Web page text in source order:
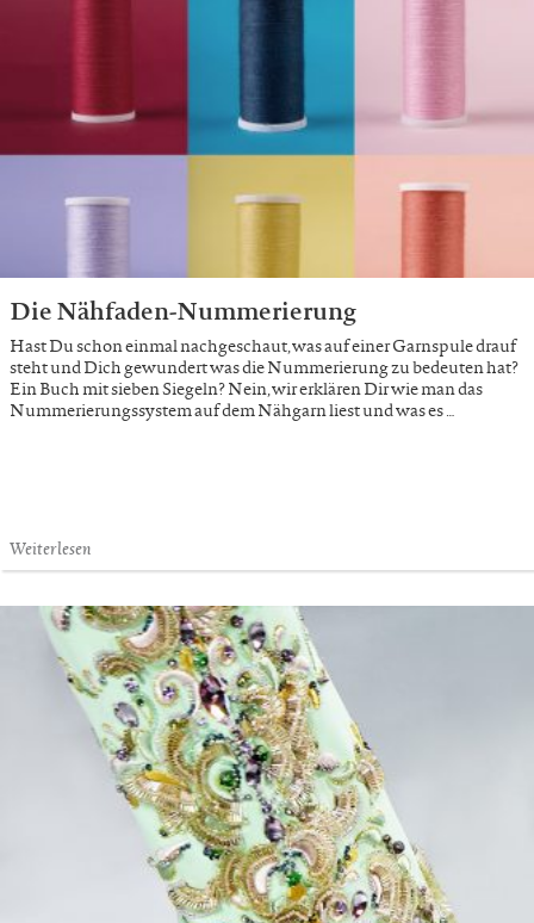
Die Nähfaden-Nummerierung
Hast Du schon einmal nachgeschaut, was auf einer Garnspule drauf
steht und Dich gewundert was die Nummerierung zu bedeuten hat?
Ein Buch mit sieben Siegeln? Nein, wir erklären Dir wie man das
Nummerierungssystem auf dem Nähgarn liest und was es …
Weiterlesen